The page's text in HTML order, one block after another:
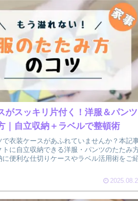
がスッキリ片付く！洋服＆パンツ
｜自立収納＋ラベルで整頓術
で衣装ケースがあふれていませんか？本記
トに自立収納できる洋服・パンツのたたみ
に便利な仕切りケースやラベル活用術をご